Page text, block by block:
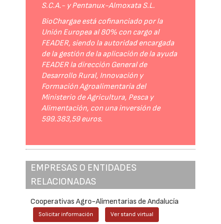
S.C.A.- y Pentanux-Almoxata S.L.
BioChargae está cofinanciado por la
Unión Europea al 80% con cargo al
FEADER, siendo la autoridad encargada
de la gestión de la aplicación de la ayuda
FEADER la dirección General de
Desarrollo Rural, Innovación y
Formación Agroalimentaria del
Ministerio de Agricultura, Pesca y
Alimentación, con una inversión de
599.383,59 euros.
EMPRESAS O ENTIDADES
RELACIONADAS
Cooperativas Agro-Alimentarias de Andalucía
Solicitar información Ver stand virtual